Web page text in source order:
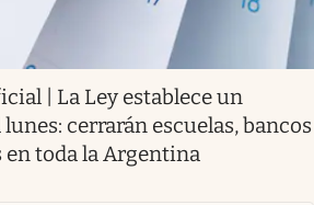
| La Ley establece un
cerrarán escuelas, bancos
toda la Argentina